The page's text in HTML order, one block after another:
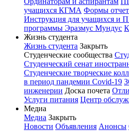
учащихся КГМА Формы
Инструкция для учащихся и
программы Эразмус Мундус
Жизнь студента
Жизнь студента Закрыть
Студенческие сообщества
Студенческий сенат
Студенческие творческие
в период пандемии Covid-19
инженерии Доска почета
Услуги питания Центр
Медиа
Медиа Закрыть
Новости Объявления Анонсы